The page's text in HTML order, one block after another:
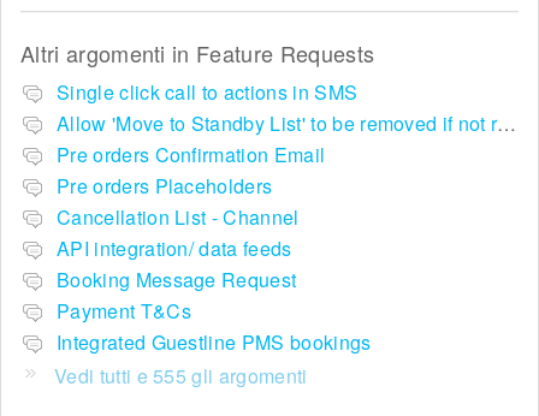
Altri argomenti in Feature Requests
Single click call to actions in SMS
Allow 'Move to Standby List' to be removed if not required in the pop up summary menu
Pre orders Confirmation Email
Pre orders Placeholders
Cancellation List - Channel
API integration/ data feeds
Booking Message Request
Payment T&Cs
Integrated Guestline PMS bookings
Vedi tutti e 555 gli argomenti